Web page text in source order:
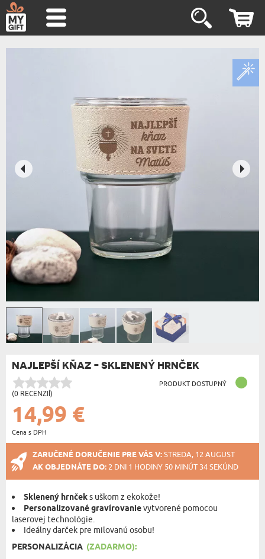
NAJLEPŠÍ KŇAZ - SKLENENÝ HRNČEK
(0 RECENZIÍ)
PRODUKT DOSTUPNÝ
14,99 €
Cena s DPH
ZARUČENÉ DORUČENIE PRE VÁS V:STREDA, 12 AUGUST
AK OBJEDNÁTE DO: 2 DNI 1 HODINY 50 MINÚT 34 SEKÚND
Sklenený hrnčeks uškom z ekokože!
Personalizované gravírovanievytvorené pomocou
laserovej technológie.
Ideálny darček pre milovanú osobu!
PERSONALIZÁCIA (ZADARMO):